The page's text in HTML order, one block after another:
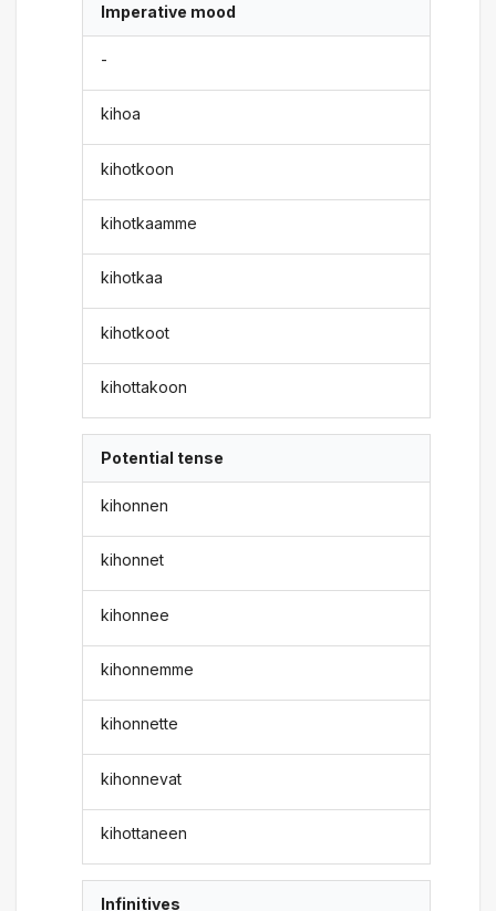
Imperative mood
-
kihoa
kihotkoon
kihotkaamme
kihotkaa
kihotkoot
kihottakoon
Potential tense
kihonnen
kihonnet
kihonnee
kihonnemme
kihonnette
kihonnevat
kihottaneen
Infinitives